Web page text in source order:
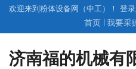
欢迎来到粉体设备网（中工）！ 登录
首页 我要采
济南福的机械有